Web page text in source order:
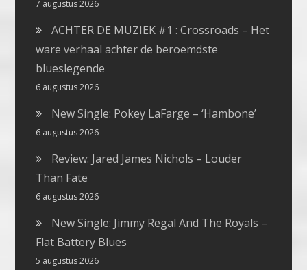
7 augustus 2026
ACHTER DE MUZIEK #1 : Crossroads – Het
ware verhaal achter de beroemdste
blueslegende
6 augustus 2026
New Single: Pokey LaFarge – ‘Hambone’
6 augustus 2026
Review: Jared James Nichols – Louder
Than Fate
6 augustus 2026
New Single: Jimmy Regal And The Royals –
Flat Battery Blues
5 augustus 2026